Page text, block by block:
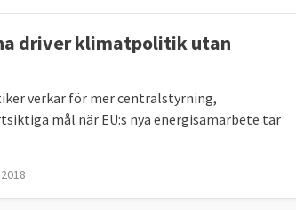
driver klimatpolitik utan
verkar för mer centralstyrning,
mål när EU:s nya energisamarbete tar